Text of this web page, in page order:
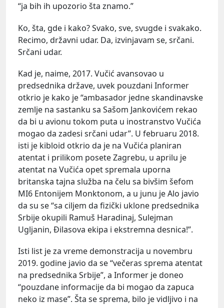
“ja bih ih upozorio šta znamo.”
Ko, šta, gde i kako? Svako, sve, svugde i svakako.
Recimo, državni udar. Da, izvinjavam se, srčani.
Srčani udar.
Kad je, naime, 2017. Vučić avansovao u
predsednika države, uvek pouzdani Informer
otkrio je kako je “ambasador jedne skandinavske
zemlje na sastanku sa Sašom Jankovićem rekao
da bi u avionu tokom puta u inostranstvo Vučića
mogao da zadesi srčani udar”. U februaru 2018.
isti je kibloid otkrio da je na Vučića planiran
atentat i prilikom posete Zagrebu, u aprilu je
atentat na Vučića opet spremala uporna
britanska tajna služba na čelu sa bivšim šefom
MI6 Entonijem Monktonom, a u junu je Alo javio
da su se “sa ciljem da fizički uklone predsednika
Srbije okupili Ramuš Haradinaj, Sulejman
Ugljanin, Đilasova ekipa i ekstremna desnica!”.
Isti list je za vreme demonstracija u novembru
2019. godine javio da se “večeras sprema atentat
na predsednika Srbije”, a Informer je doneo
“pouzdane informacije da bi mogao da zapuca
neko iz mase”. Šta se sprema, bilo je vidljivo i na